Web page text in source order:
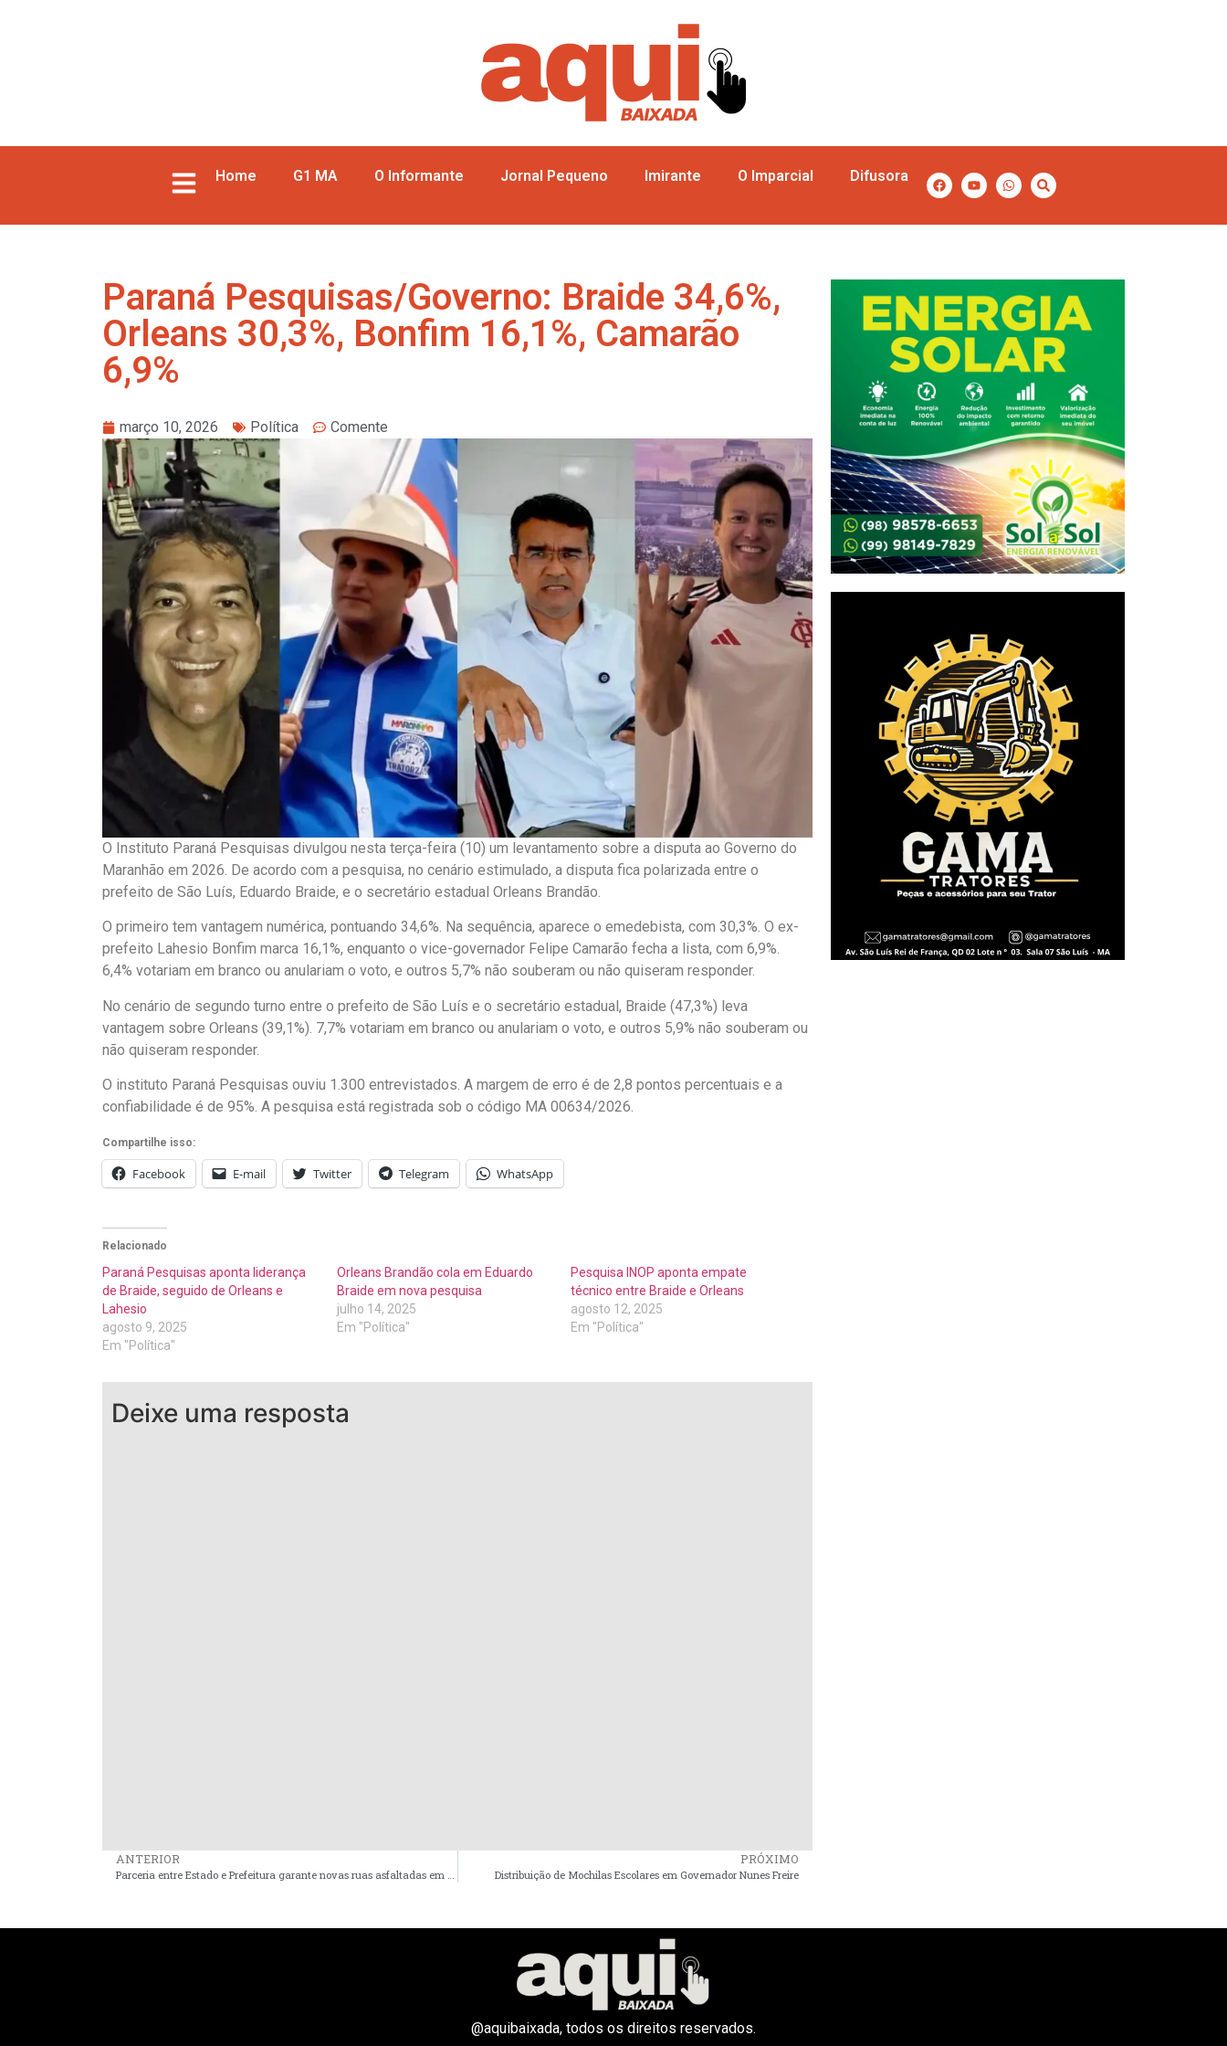
Home G1 MA O Informante Jornal Pequeno Imirante O Imparcial Difusora
Paraná Pesquisas/Governo: Braide 34,6%,
Orleans 30,3%, Bonfim 16,1%, Camarão
6,9%
março 10, 2026 Política Comente
O Instituto Paraná Pesquisas divulgou nesta terça-feira (10) um levantamento sobre a disputa ao Governo do
Maranhão em 2026. De acordo com a pesquisa, no cenário estimulado, a disputa fica polarizada entre o
prefeito de São Luís, Eduardo Braide, e o secretário estadual Orleans Brandão.
O primeiro tem vantagem numérica, pontuando 34,6%. Na sequência, aparece o emedebista, com 30,3%. O ex-
prefeito Lahesio Bonfim marca 16,1%, enquanto o vice-governador Felipe Camarão fecha a lista, com 6,9%.
6,4% votariam em branco ou anulariam o voto, e outros 5,7% não souberam ou não quiseram responder.
No cenário de segundo turno entre o prefeito de São Luís e o secretário estadual, Braide (47,3%) leva
vantagem sobre Orleans (39,1%). 7,7% votariam em branco ou anulariam o voto, e outros 5,9% não souberam ou
não quiseram responder.
O instituto Paraná Pesquisas ouviu 1.300 entrevistados. A margem de erro é de 2,8 pontos percentuais e a
confiabilidade é de 95%. A pesquisa está registrada sob o código MA 00634/2026.
Compartilhe isso:
Facebook E-mail Twitter Telegram WhatsApp
Relacionado
Paraná Pesquisas aponta liderança
de Braide, seguido de Orleans e
Lahesio
agosto 9, 2025
Em "Política"
Orleans Brandão cola em Eduardo
Braide em nova pesquisa
julho 14, 2025
Em "Política"
Pesquisa INOP aponta empate
técnico entre Braide e Orleans
agosto 12, 2025
Em "Política"
Deixe uma resposta
ANTERIOR
Parceria entre Estado e Prefeitura garante novas ruas asfaltadas em Peri Mirim
PRÓXIMO
Distribuição de Mochilas Escolares em Governador Nunes Freire
@aquibaixada, todos os direitos reservados.